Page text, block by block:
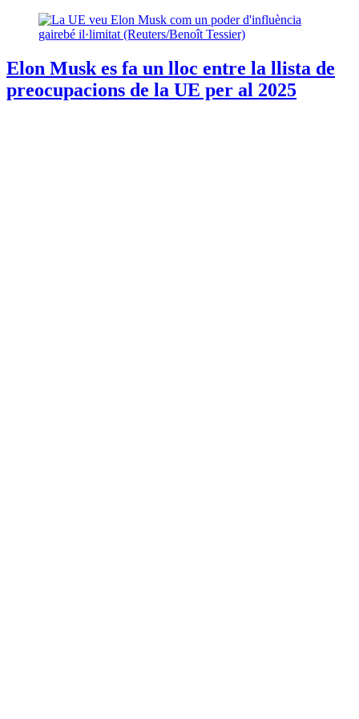
Elon Musk es fa un lloc entre la llista de
preocupacions de la UE per al 2025